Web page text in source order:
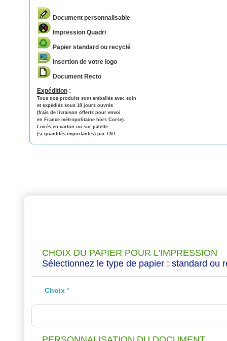
Document personnalisable
Impression Quadri
Papier standard ou recyclé
Insertion de votre logo
Document Recto
Expédition:
Tous nos produits sont emballés avec soin
et expédiés sous 10 jours ouvrés
(frais de livraison offerts pour envoi
en France métropolitaine hors Corse).
Livrés en carton ou sur palette
(si quantités importantes) par TNT.
CHOIX DU PAPIER POUR L'IMPRESSION
Sélectionnez le type de papier : standard ou
Choix *